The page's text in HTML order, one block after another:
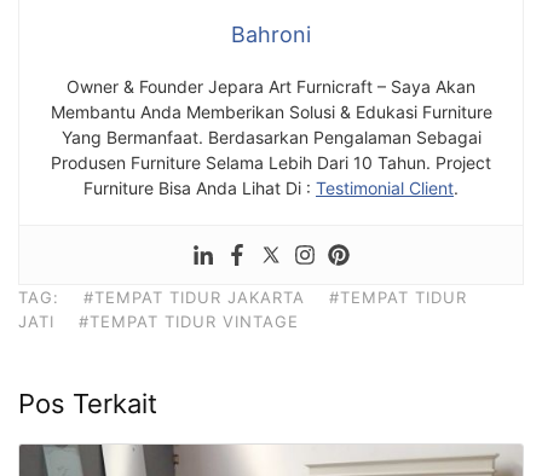
Bahroni
Owner & Founder Jepara Art Furnicraft – Saya Akan
Membantu Anda Memberikan Solusi & Edukasi Furniture
Yang Bermanfaat. Berdasarkan Pengalaman Sebagai
Produsen Furniture Selama Lebih Dari 10 Tahun. Project
Furniture Bisa Anda Lihat Di : Testimonial Client.
TAG: #TEMPAT TIDUR JAKARTA
#TEMPAT TIDUR
JATI
#TEMPAT TIDUR VINTAGE
Pos Terkait